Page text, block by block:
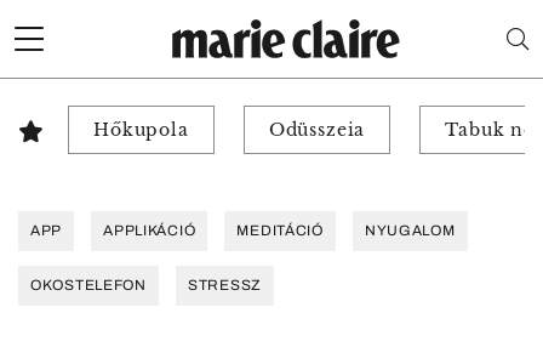
Hőkupola Odüsszeia Tabuk
APP APPLIKÁCIÓ MEDITÁCIÓ NYUGALOM
OKOSTELEFON STRESSZ